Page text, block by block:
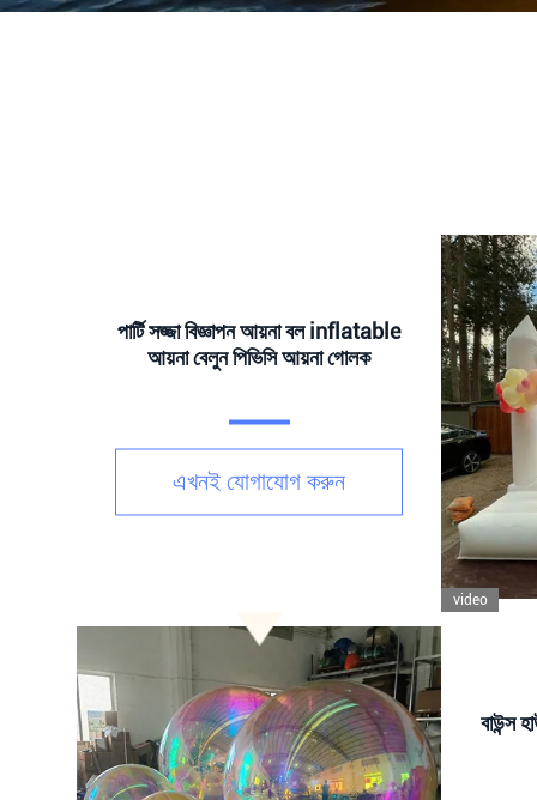
পার্টি সজ্জা বিজ্ঞাপন আয়না বল inflatable
আয়না বেলুন পিভিসি আয়না গোলক
এখনই যোগাযোগ করুন
video
বাউন্স